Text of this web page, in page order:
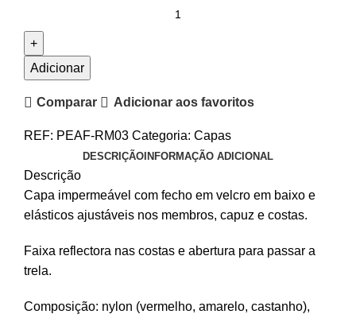
Adicionar
Comparar Adicionar aos favoritos
REF: PEAF-RM03 Categoria: Capas
DESCRIÇÃO INFORMAÇÃO ADICIONAL
Descrição
Capa impermeável com fecho em velcro em baixo e
elásticos ajustáveis nos membros, capuz e costas.
Faixa reflectora nas costas e abertura para passar a
trela.
Composição: nylon (vermelho, amarelo, castanho),